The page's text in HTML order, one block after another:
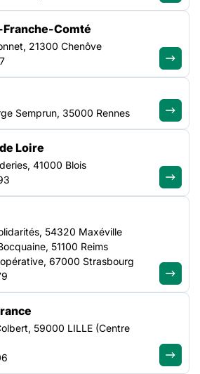
le, puis commencez à écrire !…
collectif uni
et
adhérent
avec
Comté
21300 Chenôve
Semprun, 35000 Rennes
Loire
41000 Blois
54320 Maxéville
51100 Reims
67000 Strasbourg
59000 LILLE (Centre